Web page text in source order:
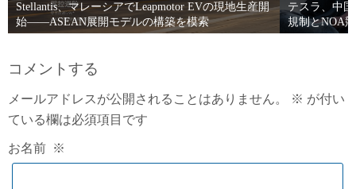
Stellantis、マレーシアでLeapmotor EVの現地生産開
始――ASEAN展開モデルの構築を模索
テスラ、中
規制とNOA
コメントする
メールアドレスが公開されることはありません。 ※ が付い
ている欄は必須項目です
お名前 ※